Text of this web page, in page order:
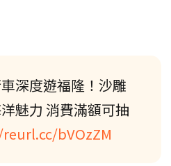
深度遊福隆！沙雕
魅力 消費滿額可抽
bVOzZM